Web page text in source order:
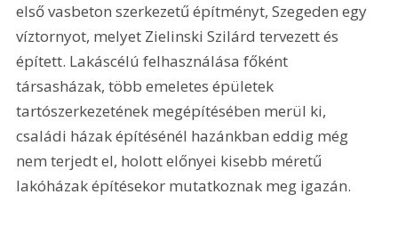
első vasbeton szerkezetű építményt, Szegeden egy
víztornyot, melyet Zielinski Szilárd tervezett és
épített. Lakáscélú felhasználása főként
társasházak, több emeletes épületek
tartószerkezetének megépítésében merül ki,
családi házak építésénél hazánkban eddig még
nem terjedt el, holott előnyei kisebb méretű
lakóházak építésekor mutatkoznak meg igazán.